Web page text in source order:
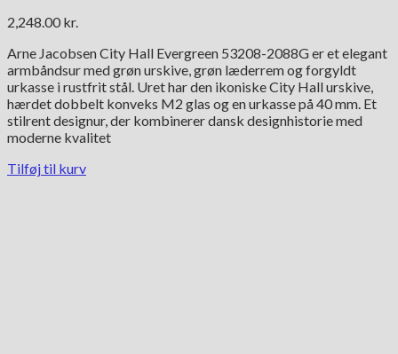
2,248.00 kr.
Arne Jacobsen City Hall Evergreen 53208-2088G er et elegant
armbåndsur med grøn urskive, grøn læderrem og forgyldt
urkasse i rustfrit stål. Uret har den ikoniske City Hall urskive,
hærdet dobbelt konveks M2 glas og en urkasse på 40 mm. Et
stilrent designur, der kombinerer dansk designhistorie med
moderne kvalitet
Tilføj til kurv